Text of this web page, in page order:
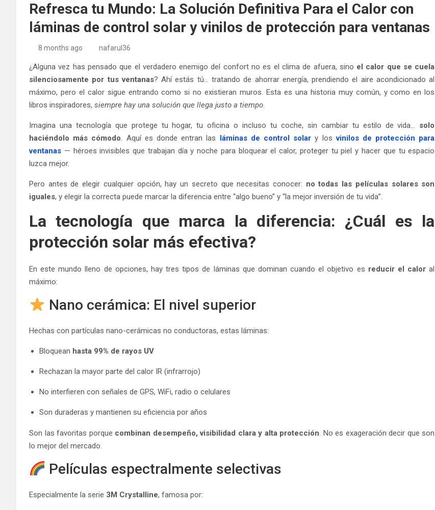
Refresca tu Mundo: La Solución Definitiva Para el Calor con
láminas de control solar y vinilos de protección para ventanas
8 months ago nafarul36
¿Alguna vez has pensado que el verdadero enemigo del confort no es el clima de afuera, sino el calor que se cuela
silenciosamente por tus ventanas? Ahí estás tú… tratando de ahorrar energía, prendiendo el aire acondicionado al
máximo, pero el calor sigue entrando como si no existieran muros. Esta es una historia muy común, y como en los
libros inspiradores, siempre hay una solución que llega justo a tiempo.
Imagina una tecnología que protege tu hogar, tu oficina o incluso tu coche, sin cambiar tu estilo de vida… solo
haciéndolo más cómodo. Aquí es donde entran las láminas de control solar y losvinilos de protección para
ventanas — héroes invisibles que trabajan día y noche para bloquear el calor, proteger tu piel y hacer que tu espacio
luzca mejor.
Pero antes de elegir cualquier opción, hay un secreto que necesitas conocer: no todas las películas solares son
iguales, y elegir la correcta puede marcar la diferencia entre “algo bueno” y “la mejor inversión de tu vida”.
La tecnología que marca la diferencia: ¿Cuál es la
protección solar más efectiva?
En este mundo lleno de opciones, hay tres tipos de láminas que dominan cuando el objetivo es reducir el calor al
máximo:
Nano cerámica: El nivel superior
Hechas con partículas nano-cerámicas no conductoras, estas láminas:
Bloquean hasta 99% de rayos UV
Rechazan la mayor parte del calor IR (infrarrojo)
No interfieren con señales de GPS, WiFi, radio o celulares
Son duraderas y mantienen su eficiencia por años
Son las favoritas porque combinan desempeño, visibilidad clara y alta protección. No es exageración decir que son
lo mejor del mercado.
Películas espectralmente selectivas
Especialmente la serie 3M Crystalline, famosa por: